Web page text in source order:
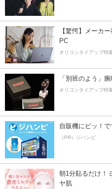
【驚愕】メーカ
PC
オリコンタイアップ特
「別班のよう」
オリコンタイアップ特
自販機にピッ！
（PR）ジハンピ
朝1分貼るだけ！
ヤ肌